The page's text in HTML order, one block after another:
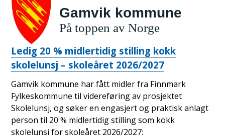
Ledig 20 % midlertidig stilling kokk
skolelunsj – skoleåret 2026/2027
Gamvik kommune har fått midler fra Finnmark
Fylkeskommune til videreføring av prosjektet
Skolelunsj, og søker en engasjert og praktisk anlagt
person til 20 % midlertidig stilling som kokk
skolelunsj for skoleåret 2026/2027: